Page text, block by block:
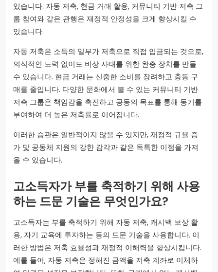
있습니다. 자동 저축, 현금 거래 활용, 커뮤니티 기반 저축 그
룹 참여와 같은 관행은 재정적 안정성을 크게 향상시킬 수
있습니다.
자동 저축은 소득의 일부가 저축으로 직접 입금되는 것으로,
의식적인 노력 없이도 비상 사태를 위한 완충 장치를 만들
수 있습니다. 현금 거래는 신중한 소비를 장려하고 충동 구
매를 줄입니다. 다양한 문화에서 볼 수 있는 커뮤니티 기반
저축 그룹은 책임감을 촉진하고 공동의 목표를 통해 동기를
부여하여 더 높은 저축률로 이어집니다.
이러한 습관은 일반적이지 않을 수 있지만, 재정적 규율 증
가 및 공동체 지원의 강한 감각과 같은 독특한 이점을 가져
올 수 있습니다.
고소득자가 부를 축적하기 위해 사용
하는 드문 기술은 무엇인가요?
고소득자는 부를 축적하기 위해 자동 저축, 캐시백 보상 활
용, 자기 교육에 투자하는 등의 드문 기술을 사용합니다. 이
러한 방법은 저축 효율성과 재정적 이해력을 향상시킵니다.
예를 들어, 자동 저축은 정해진 금액을 저축 계좌로 이체하